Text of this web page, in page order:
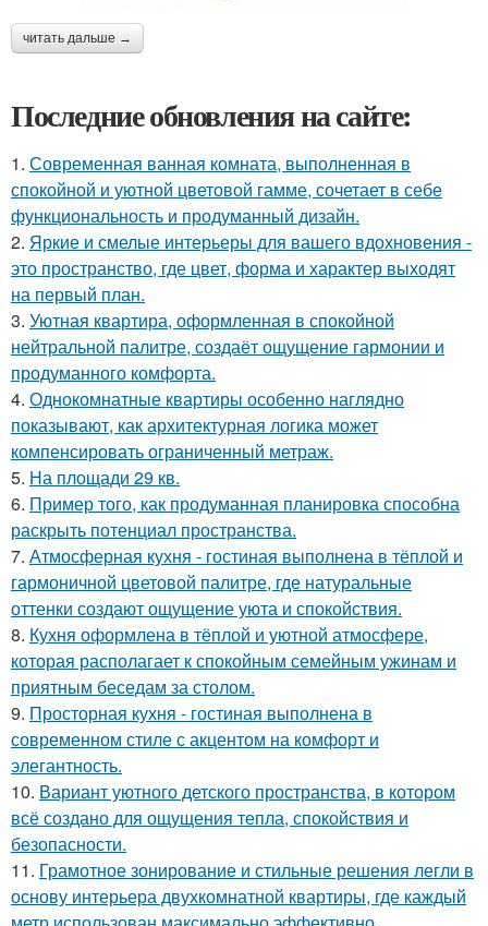
читать дальше →
Последние обновления на сайте:
1. Современная ванная комната, выполненная в
спокойной и уютной цветовой гамме, сочетает в себе
функциональность и продуманный дизайн.
2. Яркие и смелые интерьеры для вашего вдохновения -
это пространство, где цвет, форма и характер выходят
на первый план.
3. Уютная квартира, оформленная в спокойной
нейтральной палитре, создаёт ощущение гармонии и
продуманного комфорта.
4. Однокомнатные квартиры особенно наглядно
показывают, как архитектурная логика может
компенсировать ограниченный метраж.
5. На площади 29 кв.
6. Пример того, как продуманная планировка способна
раскрыть потенциал пространства.
7. Атмосферная кухня - гостиная выполнена в тёплой и
гармоничной цветовой палитре, где натуральные
оттенки создают ощущение уюта и спокойствия.
8. Кухня оформлена в тёплой и уютной атмосфере,
которая располагает к спокойным семейным ужинам и
приятным беседам за столом.
9. Просторная кухня - гостиная выполнена в
современном стиле с акцентом на комфорт и
элегантность.
10. Вариант уютного детского пространства, в котором
всё создано для ощущения тепла, спокойствия и
безопасности.
11. Грамотное зонирование и стильные решения легли в
основу интерьера двухкомнатной квартиры, где каждый